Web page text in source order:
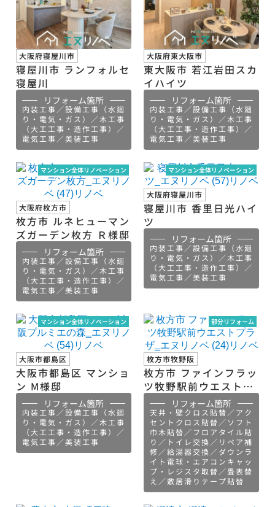
大阪府寝屋川市
寝屋川市 ランフォルセ
寝屋川
リフォーム箇所
内装工事／設備工事（水廻
り・電気・ガス）／木工事
（大工工事・造作工事）／
電気工事／美装工事
大阪府東大阪市
東大阪市 若江岩田スカ
イハイツ
リフォーム箇所
内装工事／設備工事（水廻
り・電気・ガス）／木工事
（大工工事・造作工事）／
電気工事／美装工事
マンション全体リノベーション
大阪府枚方市
枚方市 ルネヒューマン
ズガーデン枚方 Ｒ様邸
リフォーム箇所
内装工事／設備工事（水廻
り・電気・ガス）／木工事
（大工工事・造作工事）／
電気工事／美装工事
マンション全体リノベーション
大阪府寝屋川市
寝屋川市 香里日光ハイ
ツ
リフォーム箇所
内装工事／設備工事（水廻
り・電気・ガス）／木工事
（大工工事・造作工事）／
電気工事／美装工事
マンション全体リノベーション
大阪市都島区
大阪市都島区 マンショ
ン М様邸
リフォーム箇所
内装工事／設備工事（水廻
り・電気・ガス）／木工事
（大工工事・造作工事）／
電気工事／美装工事
部分リフォーム
枚方市牧野阪
枚方市 ファインフラッ
ツ牧野駅前ウエストプ
ラザ
リフォーム箇所
天井・壁クロス貼替／アク
セントクロス貼替／ソフト
巾木貼替／フロアタイル貼
り／トイレ交換／リペア補
修／給湯器交換／ダウンラ
イト電球・エアコンキャッ
プ・レジスタ取替／畳表替
え／敷居滑りテープ貼替